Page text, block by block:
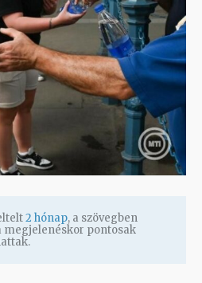
2 hónap, a szövegben
pontosak